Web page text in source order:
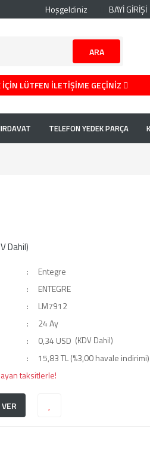
Hoşgeldiniz BAYİ GİRİŞİ
ARA
LÜTFEN İLETİŞİME GEÇİNİZ
TELEFON YEDEK PARÇA
Dahil)
Entegre
ENTEGRE
LM7912
24 Ay
0,34 USD (KDV Dahil)
15,83 TL (%3,00 havale indirimi)
taksitlerle!